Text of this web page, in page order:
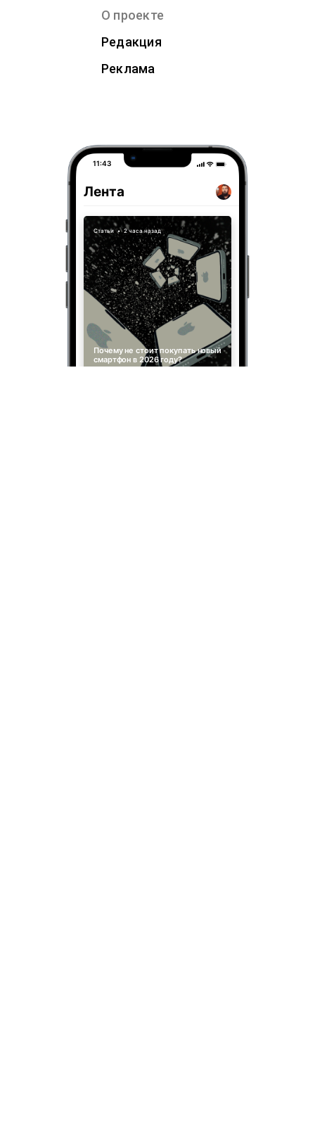
О проекте
Редакция
Реклама
11:43
Лента
Статьи • 2 часа назад
Почему не стоит покупать новый
смартфон в 2026 году?